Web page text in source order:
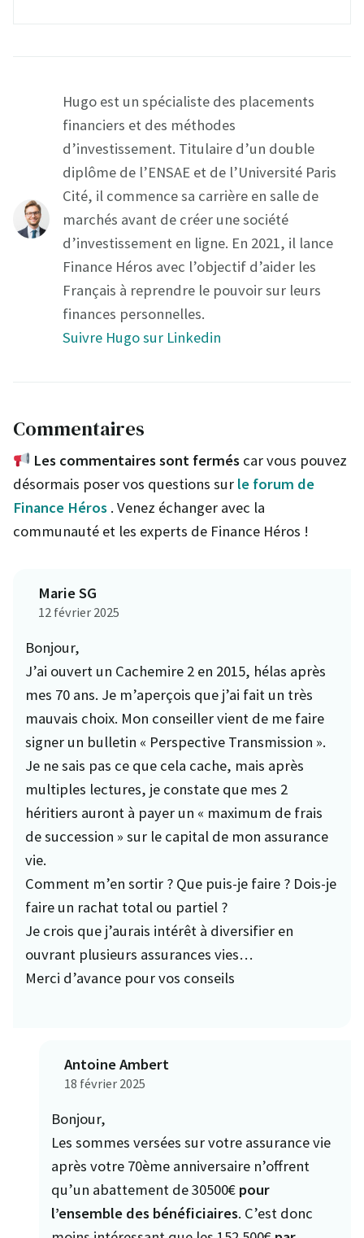
Hugo est un spécialiste des placements
financiers et des méthodes
d’investissement. Titulaire d’un double
diplôme de l’ENSAE et de l’Université Paris
Cité, il commence sa carrière en salle de
marchés avant de créer une société
d’investissement en ligne. En 2021, il lance
Finance Héros avec l’objectif d’aider les
Français à reprendre le pouvoir sur leurs
finances personnelles.
Suivre Hugo sur Linkedin
Commentaires
Les commentaires sont fermés car vous pouvez
désormais poser vos questions sur le forum de
Finance Héros . Venez échanger avec la
communauté et les experts de Finance Héros !
Marie SG
12 février 2025
Bonjour,
J’ai ouvert un Cachemire 2 en 2015, hélas après
mes 70 ans. Je m’aperçois que j’ai fait un très
mauvais choix. Mon conseiller vient de me faire
signer un bulletin « Perspective Transmission ».
Je ne sais pas ce que cela cache, mais après
multiples lectures, je constate que mes 2
héritiers auront à payer un « maximum de frais
de succession » sur le capital de mon assurance
vie.
Comment m’en sortir ? Que puis-je faire ? Dois-je
faire un rachat total ou partiel ?
Je crois que j’aurais intérêt à diversifier en
ouvrant plusieurs assurances vies…
Merci d’avance pour vos conseils
Antoine Ambert
18 février 2025
Bonjour,
Les sommes versées sur votre assurance vie
après votre 70ème anniversaire n’offrent
qu’un abattement de 30500€ pour
l’ensemble des bénéficiaires. C’est donc